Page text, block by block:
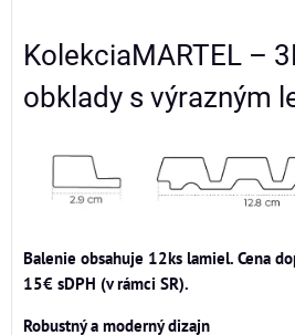
KolekciaMARTEL –
obklady s výrazným
Balenie obsahuje 12ks lamiel. Cena
15€ sDPH (v rámci SR).
Robustný a moderný dizajn